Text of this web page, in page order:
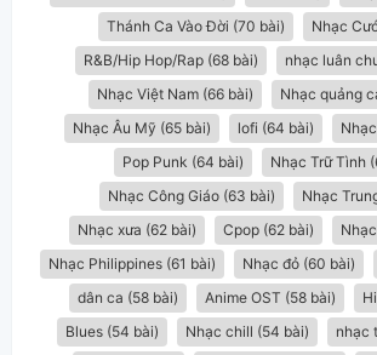
Thánh Ca Vào Đời (70 bài)
Nhạc
R&B/Hip Hop/Rap (68 bài)
nhạc luân
Nhạc Việt Nam (66 bài)
Nhạc quảng
Nhạc Âu Mỹ (65 bài)
lofi (64 bài)
Pop Punk (64 bài)
Nhạc Trữ Tình
Nhạc Công Giáo (63 bài)
Nhạc
Nhạc xưa (62 bài)
Cpop (62 bài)
Nhạc Philippines (61 bài)
Nhạc đỏ (60 bài)
dân ca (58 bài)
Anime OST (58 bài)
Blues (54 bài)
Nhạc chill (54 bài)
nhạc